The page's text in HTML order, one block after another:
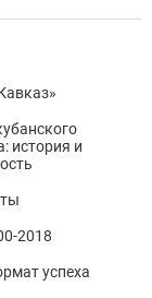
история и
2018
успеха